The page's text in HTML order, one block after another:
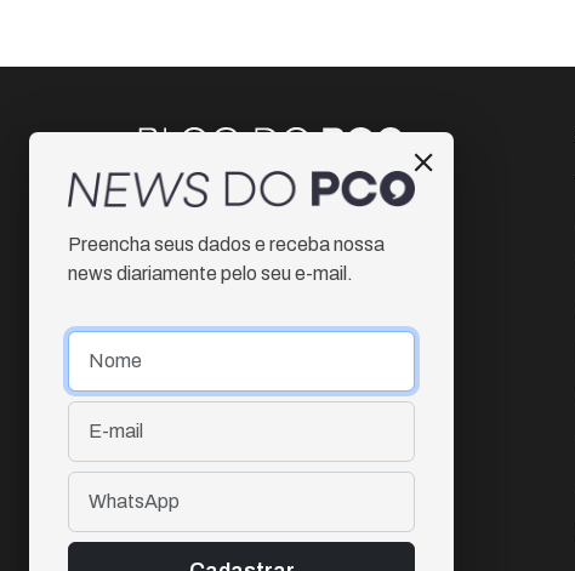
Instagram
Facebook
Preencha seus dados e receba nossa
news diariamente pelo seu e-mail.